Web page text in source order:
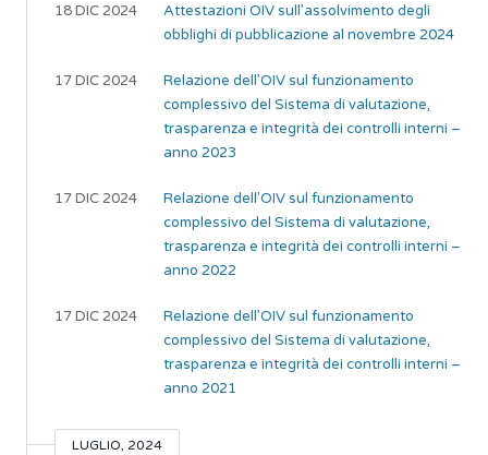
18 DIC 2024
Attestazioni OIV sull’assolvimento degli
obblighi di pubblicazione al novembre 2024
17 DIC 2024
Relazione dell’OIV sul funzionamento
complessivo del Sistema di valutazione,
trasparenza e integrità dei controlli interni –
anno 2023
17 DIC 2024
Relazione dell’OIV sul funzionamento
complessivo del Sistema di valutazione,
trasparenza e integrità dei controlli interni –
anno 2022
17 DIC 2024
Relazione dell’OIV sul funzionamento
complessivo del Sistema di valutazione,
trasparenza e integrità dei controlli interni –
anno 2021
LUGLIO, 2024